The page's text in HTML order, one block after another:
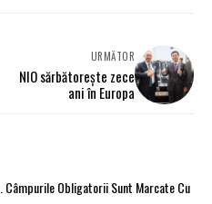
URMĂTOR
NIO sărbătorește zece
ani în Europa
Câmpurile Obligatorii Sunt Marcate Cu